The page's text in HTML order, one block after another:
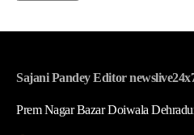
Sajani Pandey Editor
Prem Nagar Bazar Doiwala